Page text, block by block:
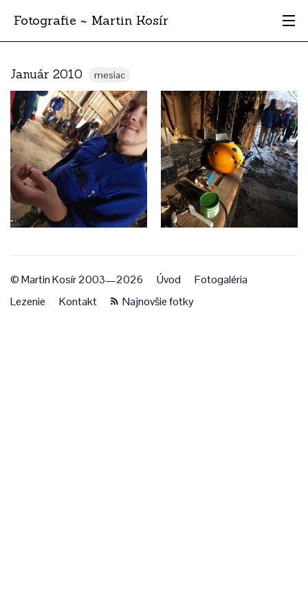
Fotografie ~ Martin Kosír
Albumy
Miesta
Archív
Vyhľadávanie
Január 2010 mesiac
© Martin Kosír 2003—2026 Úvod
Fotogaléria
Lezenie
Kontakt Najnovšie fotky